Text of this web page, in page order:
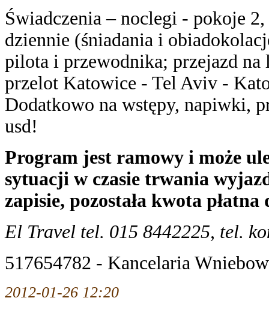
Świadczenia – noclegi - pokoje
dziennie (śniadania i
pilota i przewodnika; przejazd
przelot Katowice - Tel Aviv -
Dodatkowo na wstępy, napiwki,
usd!
Program jest ramowy i może
sytuacji w czasie trwania
zapisie, pozostała kwota płatna
El Travel tel. 015 8442225, tel.
517654782 - Kancelaria
2012-01-26 12:20